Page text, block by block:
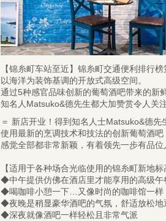
【锦糸町车站至近】锦糸町交通便利排行榜
以海洋为装饰基调的开放式高级空间。
通过5种感官品味创新的葡萄酒吧带来的新
知名人Matsuko&德先生都大加赞赏令人关
＝ 新店开业！得到知名人士Matsuko&德先
使用最新的烹调技术和技法的创新葡萄酒吧
感觉全部都非常新颖，有着领先一步有品位
【适用于各种场合光临使用的锦糸町新地标
◆中午提供仿佛在酒店里才能享用的高级午
◆喝咖啡小憩一下…又像时尚的咖啡馆一样
◆夜晚是稍显豪华酒吧的气氛，舒适放松
◆深夜就像酒吧一样轻松且非常气派